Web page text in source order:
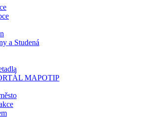
a Studená
MAPOTIP